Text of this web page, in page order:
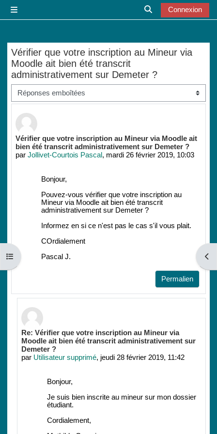
Activer/désactiver
Connexion
Ouvrir l’index du cours
Vérifier que votre inscription au Mineur via
Moodle ait bien été transcrit
administrativement sur Demeter ?
Vérifier que votre inscription au Mineur via Moodle ait
bien été transcrit administrativement sur Demeter ?
par Jollivet-Courtois Pascal , mardi 26 février 2019, 10:03
Nombre de réponses : 1
Bonjour,
Pouvez-vous vérifier que votre inscription au
Mineur via Moodle ait bien été transcrit
administrativement sur Demeter ?
Informez en si ce n'est pas le cas s'il vous plait.
COrdialement
Pascal J.
Permalien
En réponse à Jollivet-Courtois Pascal
Re: Vérifier que votre inscription au Mineur via
Moodle ait bien été transcrit administrativement sur
Demeter ?
par Utilisateur supprimé, jeudi 28 février 2019, 11:42
Bonjour,
Je suis bien inscrite au mineur sur mon dossier
étudiant.
Cordialement,